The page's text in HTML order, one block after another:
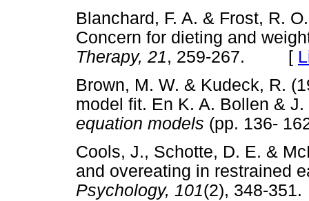
Blanchard, F. A. & Frost, R.
Concern for dieting and
Therapy, 21, 259-267. [
Brown, M. W. & Kudeck, R.
model fit. En K. A. Bollen &
equation models (pp. 136-
Cools, J., Schotte, D. E. &
and overeating in restrained
Psychology, 101(2), 348-